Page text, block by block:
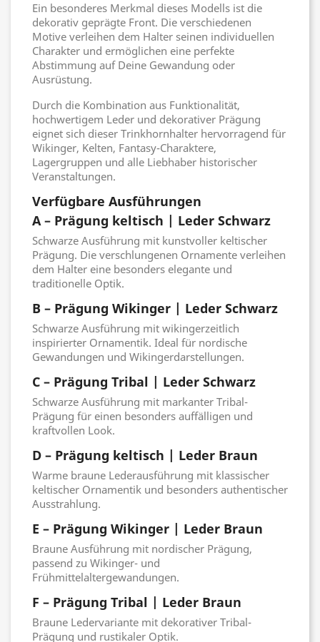
Ein besonderes Merkmal dieses Modells ist die
dekorativ geprägte Front. Die verschiedenen
Motive verleihen dem Halter seinen individuellen
Charakter und ermöglichen eine perfekte
Abstimmung auf Deine Gewandung oder
Ausrüstung.
Durch die Kombination aus Funktionalität,
hochwertigem Leder und dekorativer Prägung
eignet sich dieser Trinkhornhalter hervorragend für
Wikinger, Kelten, Fantasy-Charaktere,
Lagergruppen und alle Liebhaber historischer
Veranstaltungen.
Verfügbare Ausführungen
A – Prägung keltisch | Leder Schwarz
Schwarze Ausführung mit kunstvoller keltischer
Prägung. Die verschlungenen Ornamente verleihen
dem Halter eine besonders elegante und
traditionelle Optik.
B – Prägung Wikinger | Leder Schwarz
Schwarze Ausführung mit wikingerzeitlich
inspirierter Ornamentik. Ideal für nordische
Gewandungen und Wikingerdarstellungen.
C – Prägung Tribal | Leder Schwarz
Schwarze Ausführung mit markanter Tribal-
Prägung für einen besonders auffälligen und
kraftvollen Look.
D – Prägung keltisch | Leder Braun
Warme braune Lederausführung mit klassischer
keltischer Ornamentik und besonders authentischer
Ausstrahlung.
E – Prägung Wikinger | Leder Braun
Braune Ausführung mit nordischer Prägung,
passend zu Wikinger- und
Frühmittelaltergewandungen.
F – Prägung Tribal | Leder Braun
Braune Ledervariante mit dekorativer Tribal-
Prägung und rustikaler Optik.